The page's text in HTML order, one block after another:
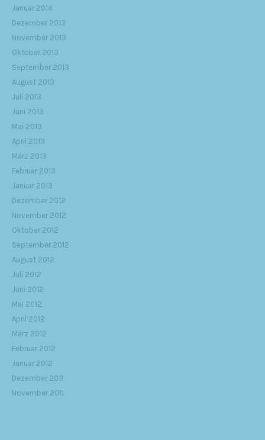
Januar 2014
Dezember 2013
November 2013
Oktober 2013
September 2013
August 2013
Juli 2013
Juni 2013
Mai 2013
April 2013
März 2013
Februar 2013
Januar 2013
Dezember 2012
November 2012
Oktober 2012
September 2012
August 2012
Juli 2012
Juni 2012
Mai 2012
April 2012
März 2012
Februar 2012
Januar 2012
Dezember 2011
November 2011